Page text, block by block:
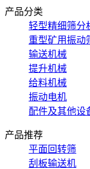
产品分类
轻型精细筛分
重型矿用振动
输送机械
提升机械
给料机械
振动电机
配件及其他设
产品推荐
平面回转筛
刮板输送机